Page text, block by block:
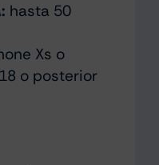
hasta 50
Xs o
o posterior